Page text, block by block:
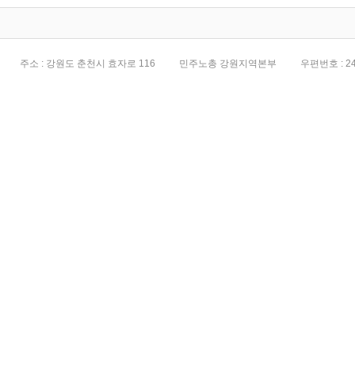
주소 : 강원도 춘천시 효자로 116 민주노총 강원지역본부 우편번호 :